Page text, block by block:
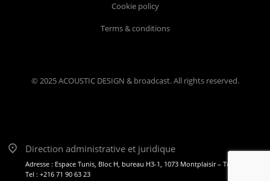
© 2025 ACOUSTIC DESIGN & broadcast. All rights reserved.
Cookie policy
Terms & conditions
Direction administrative et juridique
Adresse : Espace Tunis, Bloc H, bureau H3-1, 1073 Montplaisir – Tunis
Tel : +216 71 90 63 23